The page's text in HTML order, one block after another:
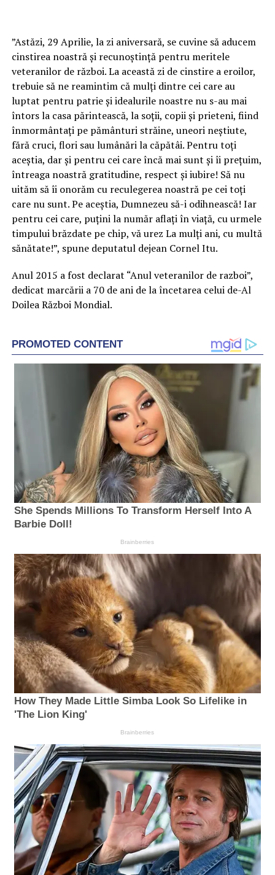
”Astăzi, 29 Aprilie, la zi aniversară, se cuvine să aducem
cinstirea noastră și recunoștință pentru meritele
veteranilor de război. La această zi de cinstire a eroilor,
trebuie să ne reamintim că mulți dintre cei care au
luptat pentru patrie și idealurile noastre nu s-au mai
întors la casa părintească, la soții, copii și prieteni, fiind
înmormântați pe pământuri străine, uneori neștiute,
fără cruci, flori sau lumânări la căpătâi. Pentru toți
aceștia, dar și pentru cei care încă mai sunt și îi prețuim,
întreaga noastră gratitudine, respect și iubire! Să nu
uităm să îi onorăm cu reculegerea noastră pe cei toți
care nu sunt. Pe aceștia, Dumnezeu să-i odihnească! Iar
pentru cei care, puțini la număr aflați în viață, cu urmele
timpului brăzdate pe chip, vă urez La mulți ani, cu multă
sănătate!”, spune deputatul dejean Cornel Itu.
Anul 2015 a fost declarat “Anul veteranilor de razboi”,
dedicat marcării a 70 de ani de la încetarea celui de-Al
Doilea Război Mondial.